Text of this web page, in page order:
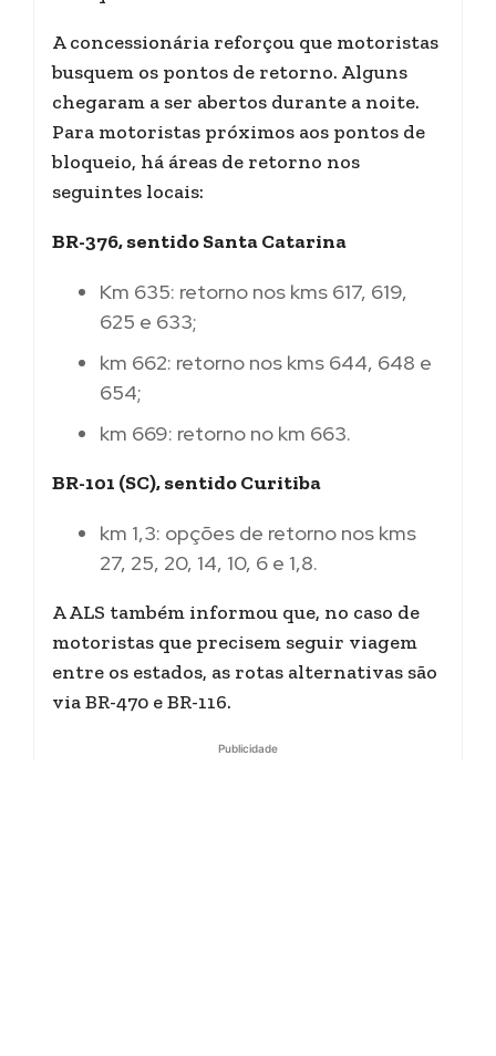
A concessionária reforçou que motoristas
busquem os pontos de retorno. Alguns
chegaram a ser abertos durante a noite.
Para motoristas próximos aos pontos de
bloqueio, há áreas de retorno nos
seguintes locais:
BR-376, sentido Santa Catarina
Km 635: retorno nos kms 617, 619,
625 e 633;
km 662: retorno nos kms 644, 648 e
654;
km 669: retorno no km 663.
BR-101 (SC), sentido Curitiba
km 1,3: opções de retorno nos kms
27, 25, 20, 14, 10, 6 e 1,8.
A ALS também informou que, no caso de
motoristas que precisem seguir viagem
entre os estados, as rotas alternativas são
via BR-470 e BR-116.
Publicidade